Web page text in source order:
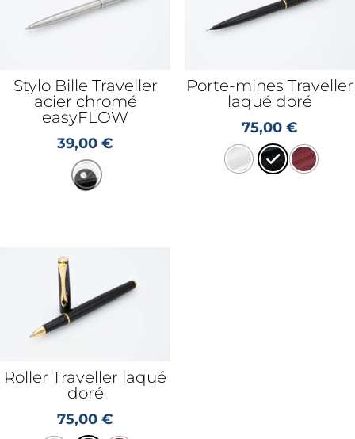
Stylo Bille Traveller
acier chromé
easyFLOW
39,00€
Porte-mines Traveller
laqué doré
75,00 €
Roller Traveller laqué
doré
75,00€